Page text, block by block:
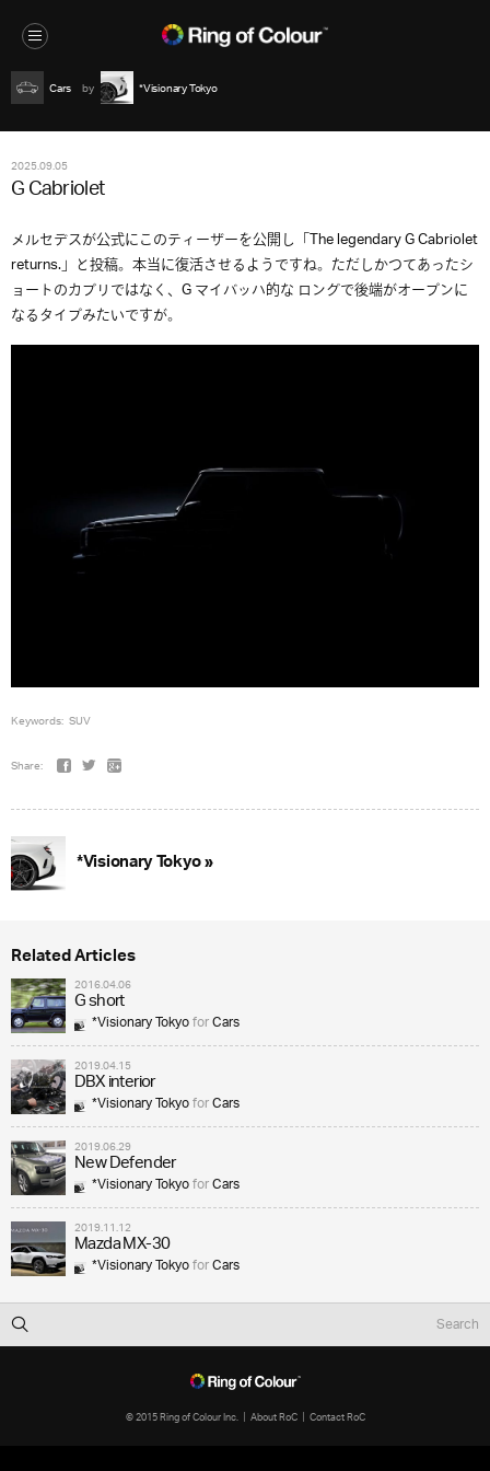
Cars *Visionary Tokyo
2025.09.05
G Cabriolet
メルセデスが公式にこのティーザーを公開し「The legendary G Cabriolet
returns.」と投稿。本当に復活させるようですね。ただしかつてあったシ
ョートのカブリではなく、G マイバッハ的な ロングで後端がオープンに
なるタイプみたいですが。
Keywords: SUV
Share:
*Visionary Tokyo »
Related Articles
2016.04.06
G short
*Visionary TokyoforCars
2019.04.15
DBX interior
*Visionary TokyoforCars
2019.06.29
New Defender
*Visionary TokyoforCars
2019.11.12
Mazda MX-30
*Visionary TokyoforCars
© 2015 Ring of Colour Inc. About RoC Contact RoC